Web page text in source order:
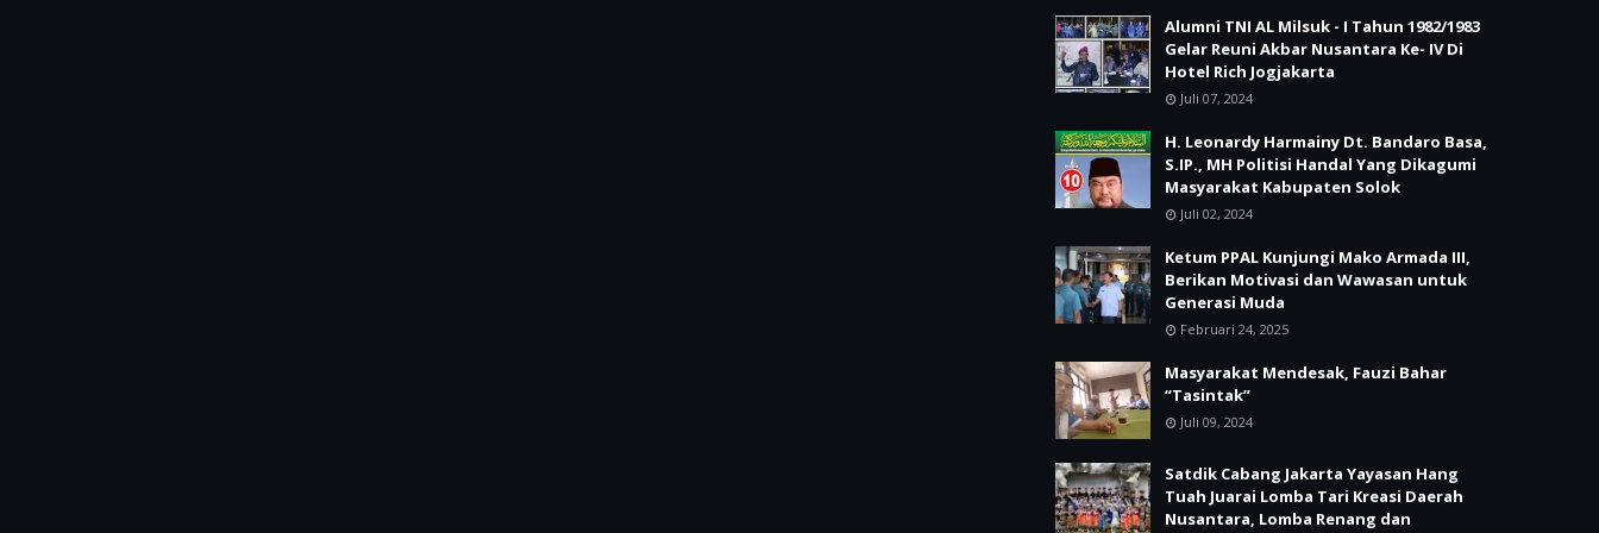
Alumni TNI AL Milsuk - I Tahun 1982/1983
Gelar Reuni Akbar Nusantara Ke- IV Di
Hotel Rich Jogjakarta
Juli 07, 2024
H. Leonardy Harmainy Dt. Bandaro Basa,
S.IP., MH Politisi Handal Yang Dikagumi
Masyarakat Kabupaten Solok
Juli 02, 2024
Ketum PPAL Kunjungi Mako Armada III,
Berikan Motivasi dan Wawasan untuk
Generasi Muda
Februari 24, 2025
Masyarakat Mendesak, Fauzi Bahar
“Tasintak”
Juli 09, 2024
Satdik Cabang Jakarta Yayasan Hang
Tuah Juarai Lomba Tari Kreasi Daerah
Nusantara, Lomba Renang dan